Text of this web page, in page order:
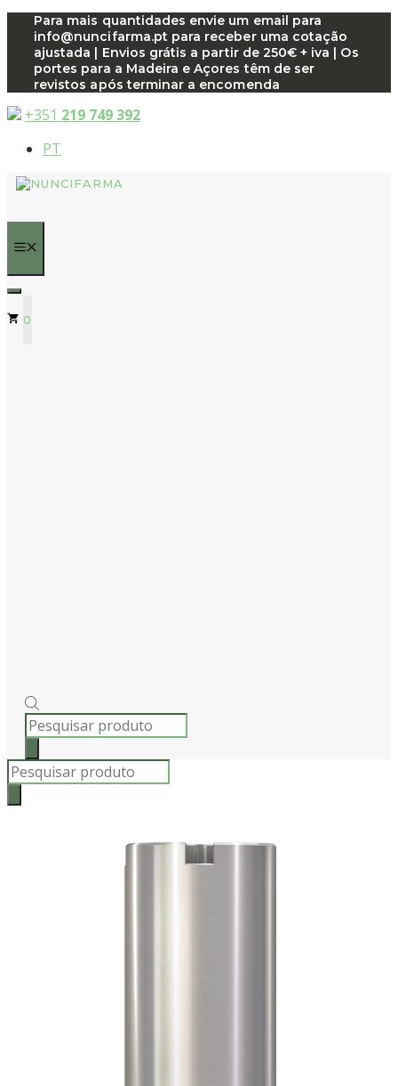
Saltar
para
conteúdo
Para mais quantidades envie um email para
info@nuncifarma.pt para receber uma cotação
ajustada | Envios grátis a partir de 250€ + iva | Os
portes para a Madeira e Açores têm de ser
revistos após terminar a encomenda
+351 219 749 392
PT
0
PRODUCTS
SEARCH
Products
search